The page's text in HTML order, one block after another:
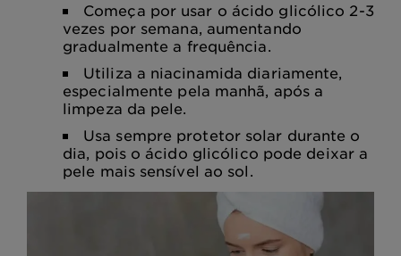
Começa por usar o ácido glicólico 2-3
vezes por semana, aumentando
gradualmente a frequência.
Utiliza a niacinamida diariamente,
especialmente pela manhã, após a
limpeza da pele.
Usa sempre protetor solar durante o
dia, pois o ácido glicólico pode deixar a
pele mais sensível ao sol.